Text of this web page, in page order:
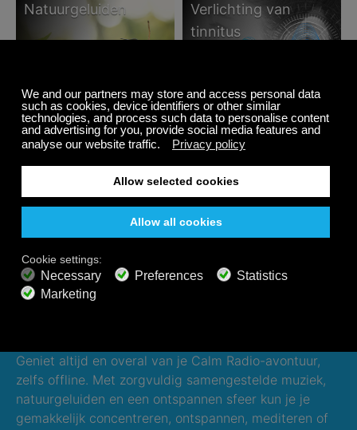
natuurgeluiden
verlichting van
tinnitus
Luister 24/7 op alle
apparaten, zelfs offline
Geniet altijd en overal van je Calm Radio-avontuur,
zelfs offline. Met zorgvuldig samengestelde muziek,
natuurgeluiden en een ontspannen sfeer kun je je
gemakkelijk concentreren, ontspannen, mediteren of